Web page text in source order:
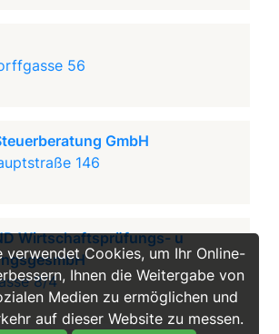
verwendet Cookies, um Ihr Online-
Ihnen die Weitergabe von
Medien zu ermöglichen und
auf dieser Website zu messen.
56
GmbH
146
Wirtschaftsprüfungs- u
8/4